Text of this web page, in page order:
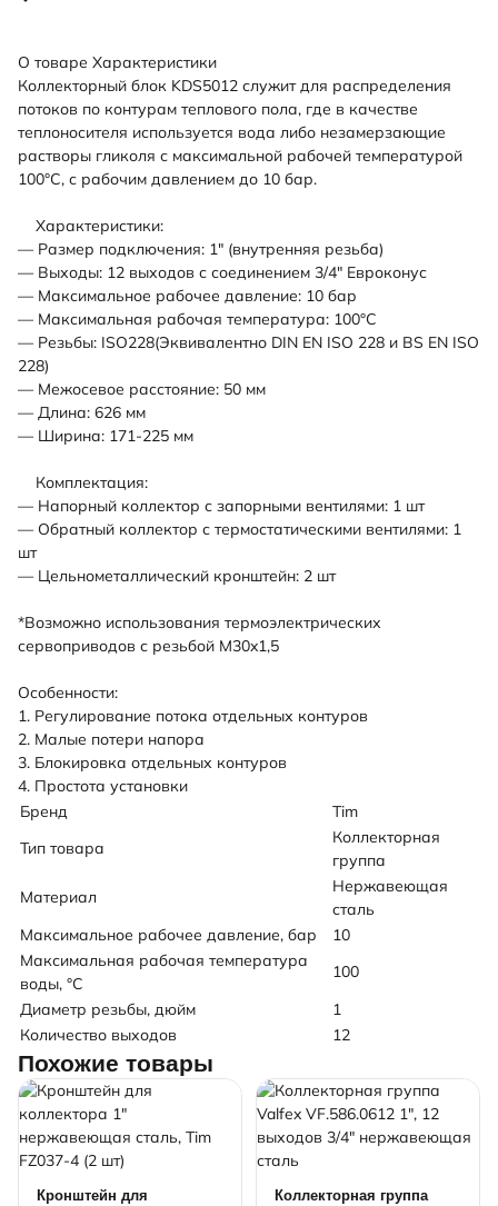
О товаре Характеристики
Коллекторный блок KDS5012 служит для распределения
потоков по контурам теплового пола, где в качестве
теплоносителя используется вода либо незамерзающие
растворы гликоля с максимальной рабочей температурой
100°C, с рабочим давлением до 10 бар.
Характеристики:
— Размер подключения: 1" (внутренняя резьба)
— Выходы: 12 выходов с соединением 3/4" Евроконус
— Максимальное рабочее давление: 10 бар
— Максимальная рабочая температура: 100°C
— Резьбы: ISO228(Эквивалентно DIN EN ISO 228 и BS EN ISO
228)
— Межосевое расстояние: 50 мм
— Длина: 626 мм
— Ширина: 171-225 мм
Комплектация:
— Напорный коллектор с запорными вентилями: 1 шт
— Обратный коллектор с термостатическими вентилями: 1
шт
— Цельнометаллический кронштейн: 2 шт
*Возможно использования термоэлектрических
сервоприводов с резьбой M30x1,5
Особенности:
1. Регулирование потока отдельных контуров
2. Малые потери напора
3. Блокировка отдельных контуров
4. Простота установки
Бренд
Tim
Тип товара
Коллекторная
группа
Материал
Нержавеющая
сталь
Максимальное рабочее давление, бар
10
Максимальная рабочая температура
воды, °C
100
Диаметр резьбы, дюйм
1
Количество выходов
12
Похожие товары
Кронштейн для
Коллекторная группа